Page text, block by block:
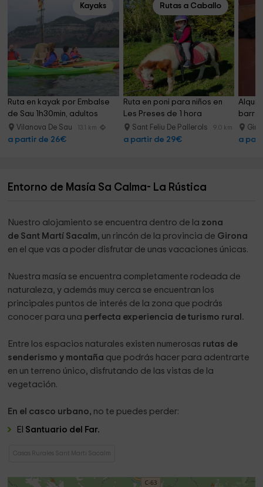
Kayaks
Ruta en kayak por Embalse
de Sau 1h30min, adultos
Vilanova De Sau 13.1 km
a partir de 26€
Rutas a Caballo
Ruta en poni para niños en
Les Preses de 1 hora
Sant Feliu De Pallerols 9.0 km
a partir de 29€ a
Entorno de Masía Sa Calma- La Rústica
Nuestro alojamiento se encuentra dentro de la zona
de Sant Martí Sacalm, un rincón de la provincia de Girona
en el que vas a poder disfrutar de unas vacaciones únicas.
Nuestra masía se encuentra completamente rodeada de
naturaleza, y además muy cerca se encuentran los
principales puntos de interés de la zona que podrás
conocer para una perfecta experiencia de turismo rural.
Entre los espacios naturales existen numerosas rutas de
senderismo y montaña que podrás hacer para adentrarte
en un terreno único, disfrutando de las vistas de la
vegetación.
En el casco urbano, no te puedes perder:
El Santuario del Far.
Casas Rurales Sant Marti Sacalm